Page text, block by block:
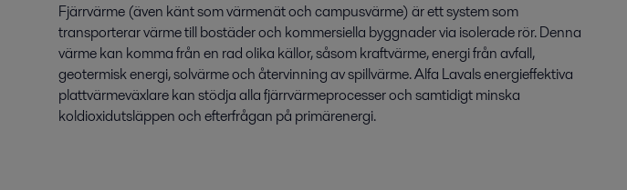
Fjärrvärme (även känt som värmenät och campusvärme) är ett system som
transporterar värme till bostäder och kommersiella byggnader via isolerade rör. Denna
värme kan komma från en rad olika källor, såsom kraftvärme, energi från avfall,
geotermisk energi, solvärme och återvinning av spillvärme. Alfa Lavals energieffektiva
plattvärmeväxlare kan stödja alla fjärrvärmeprocesser och samtidigt minska
koldioxidutsläppen och efterfrågan på primärenergi.